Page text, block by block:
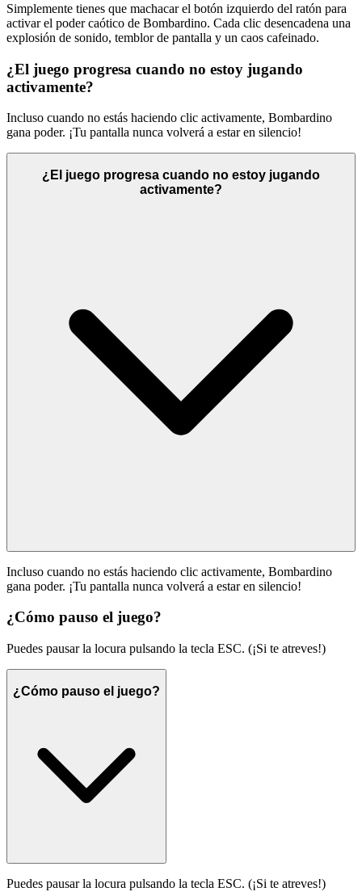
Simplemente tienes que machacar el botón izquierdo del ratón para
activar el poder caótico de Bombardino. Cada clic desencadena una
explosión de sonido, temblor de pantalla y un caos cafeinado.
¿El juego progresa cuando no estoy jugando
activamente?
Incluso cuando no estás haciendo clic activamente, Bombardino
gana poder. ¡Tu pantalla nunca volverá a estar en silencio!
¿El juego progresa cuando no estoy jugando
activamente?
Incluso cuando no estás haciendo clic activamente, Bombardino
gana poder. ¡Tu pantalla nunca volverá a estar en silencio!
¿Cómo pauso el juego?
Puedes pausar la locura pulsando la tecla ESC. (¡Si te atreves!)
¿Cómo pauso el juego?
Puedes pausar la locura pulsando la tecla ESC. (¡Si te atreves!)